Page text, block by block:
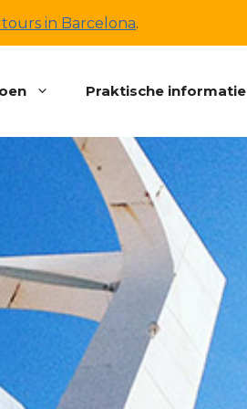
in Barcelona.
Praktische informatie